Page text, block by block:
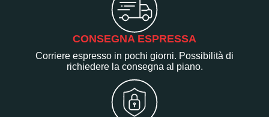
CONSEGNA ESPRESSA
Corriere espresso in pochi giorni. Possibilità di
richiedere la consegna al piano.